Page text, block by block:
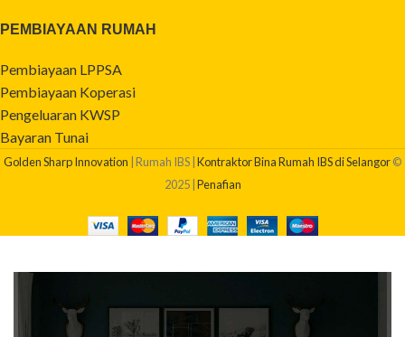
PEMBIAYAAN RUMAH
Pembiayaan LPPSA
Pembiayaan Koperasi
Pengeluaran KWSP
Bayaran Tunai
Golden Sharp Innovation | Rumah IBS | Kontraktor Bina Rumah IBS di Selangor©
2025 | Penafian